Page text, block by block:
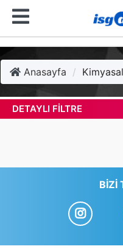
Anasayfa
DETAYLI FILTRE
BIZI